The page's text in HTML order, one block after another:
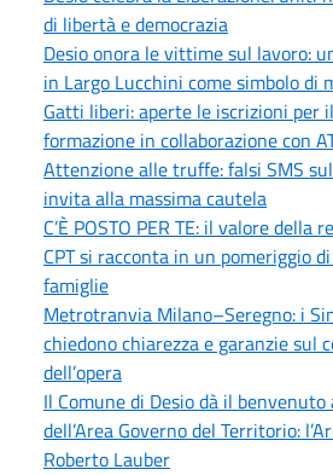
di libertà e democrazia
Desio onora le vittime sul lavoro:
in Largo Lucchini come simbolo di
Gatti liberi: aperte le iscrizioni per
formazione in collaborazione con
Attenzione alle truffe: falsi SMS
invita alla massima cautela
C’È POSTO PER TE: il valore della
CPT si racconta in un pomeriggio
famiglie
Metrotranvia Milano–Seregno: i
chiedono chiarezza e garanzie sul
dell’opera
Il Comune di Desio dà il
dell’Area Governo del Territorio:
Roberto Lauber